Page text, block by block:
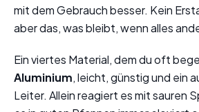
mit dem Gebrauch besser. Kein
aber das, was bleibt, wenn alles
Ein viertes Material, dem du oft
Aluminium, leicht, günstig und ein
Leiter. Allein reagiert es mit sauren